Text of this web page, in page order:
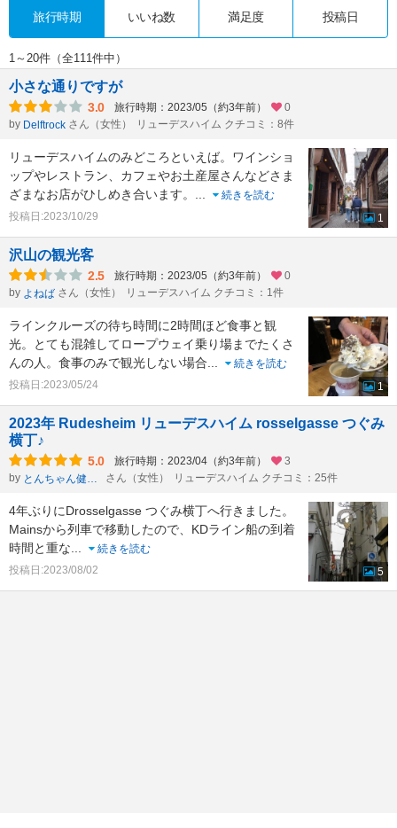
旅行時期 いいね数 満足度 投稿日
1～20件（全111件中）
小さな通りですが
3.0 旅行時期：2023/05（約3年前）
0
by Delftrock さん（女性） リューデスハイム クチコミ：8件
リューデスハイムのみどころといえば。ワインショ
ップやレストラン、カフェやお土産屋さんなどさま
ざまなお店がひしめき合います。 ...
続きを読む
投稿日:2023/10/29
1
沢山の観光客
2.5 旅行時期：2023/05（約3年前）
0
by よねば さん（女性） リューデスハイム クチコミ：1件
ラインクルーズの待ち時間に2時間ほど食事と観
光。とても混雑してロープウェイ乗り場までたくさ
んの人。食事のみで観光しない場合...
続きを読む
投稿日:2023/05/24
1
2023年 Rudesheim リューデスハイム rosselgasse つぐみ
横丁♪
5.0 旅行時期：2023/04（約3年前）
3
by
とんちゃん健康一番 さん（女性） リューデスハイム クチコミ：25件
4年ぶりにDrosselgasse つぐみ横丁へ行きました。
Mainsから列車で移動したので、KDライン船の到着
時間と重な...
続きを読む
投稿日:2023/08/02
5